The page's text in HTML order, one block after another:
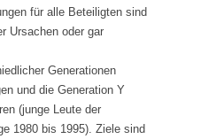
für alle Beteiligten sind
Ursachen oder gar
Generationen
und die Generation Y
(junge Leute der
1980 bis 1995). Ziele sind